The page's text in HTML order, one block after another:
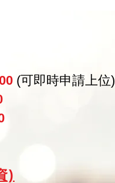
(可即時申請上位)
)